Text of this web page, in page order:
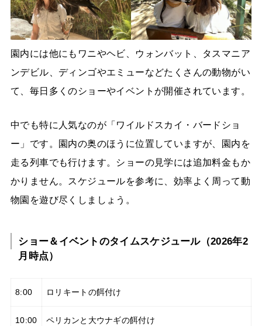
園内には他にもワニやヘビ、ウォンバット、タスマニア
ンデビル、ディンゴやエミューなどたくさんの動物がい
て、毎日多くのショーやイベントが開催されています。
中でも特に人気なのが「ワイルドスカイ・バードショ
ー」です。園内の奥のほうに位置していますが、園内を
走る列車でも行けます。ショーの見学には追加料金もか
かりません。スケジュールを参考に、効率よく周って動
物園を遊び尽くしましょう。
ショー＆イベントのタイムスケジュール（2026年2
月時点）
8:00 ロリキートの餌付け
10:00 ペリカンと大ウナギの餌付け